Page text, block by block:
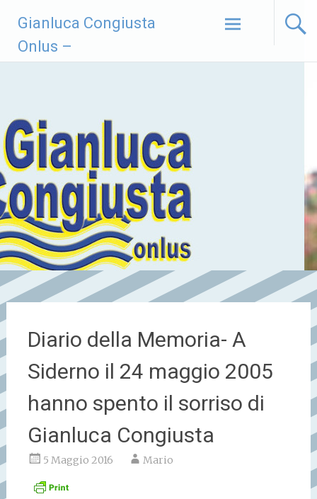
contenuto
Gianluca Congiusta
Onlus –
Diario della Memoria- A
Siderno il 24 maggio 2005
hanno spento il sorriso di
Gianluca Congiusta
5 Maggio 2016 Mario